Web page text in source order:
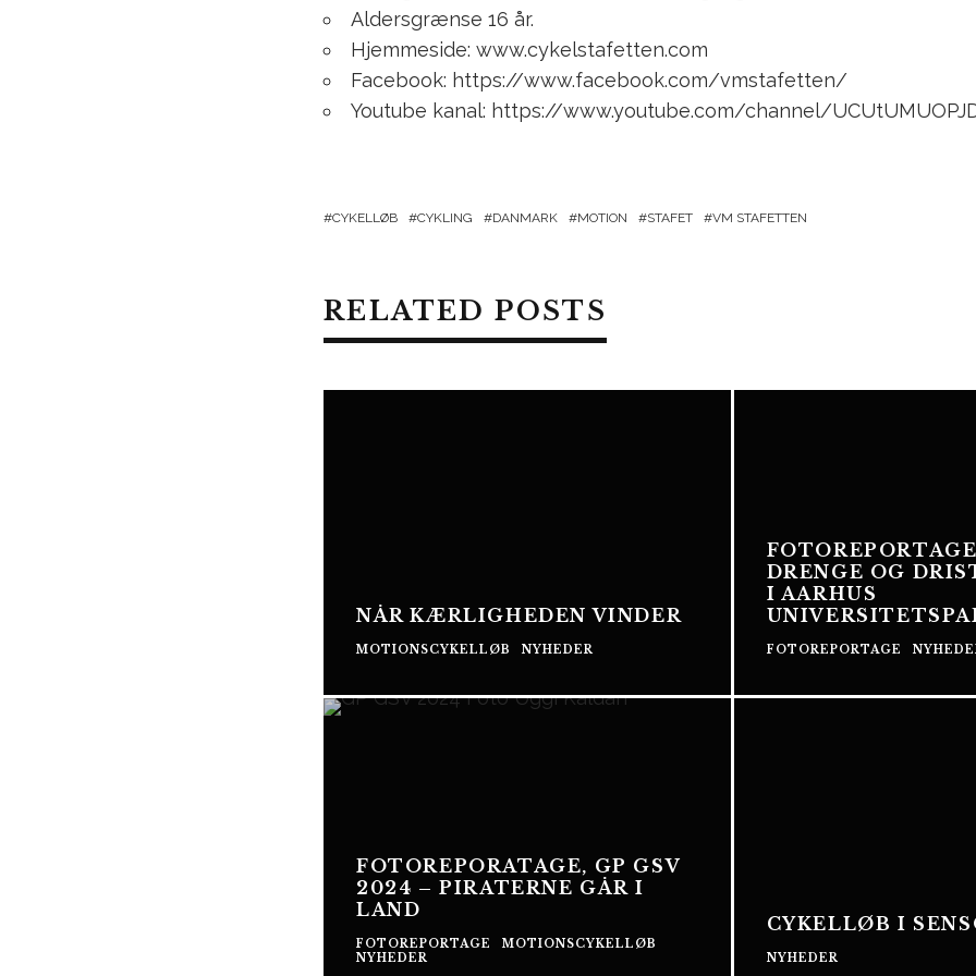
Aldersgrænse 16 år.
Hjemmeside: www.cykelstafetten.com
Facebook: https://www.facebook.com/vmstafetten/
Youtube kanal: https://www.youtube.com/channel/
CYKELLØB CYKLING DANMARK MOTION STAFET VM STAFETTEN
RELATED POSTS
NÅR KÆRLIGHEDEN VINDER
MOTIONSCYKELLØB NYHEDER
DRENGE OG
I AARHUS
FOTOREPORTAGE
FOTOREPORATAGE, GP GSV
2024 – PIRATERNE GÅR I
LAND
FOTOREPORTAGE
MOTIONSCYKELLØB
NYHEDER
CYKELLØB I
NYHEDER